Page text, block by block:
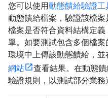
您可以使用動態饋給驗證工
動態饋給檔案，驗證該檔
檔案是否符合資料結構定
單。如要測試包含多個檔
環境中上傳該動態饋給，
網站
查看結果。在動態
驗證規則，以測試部分業務